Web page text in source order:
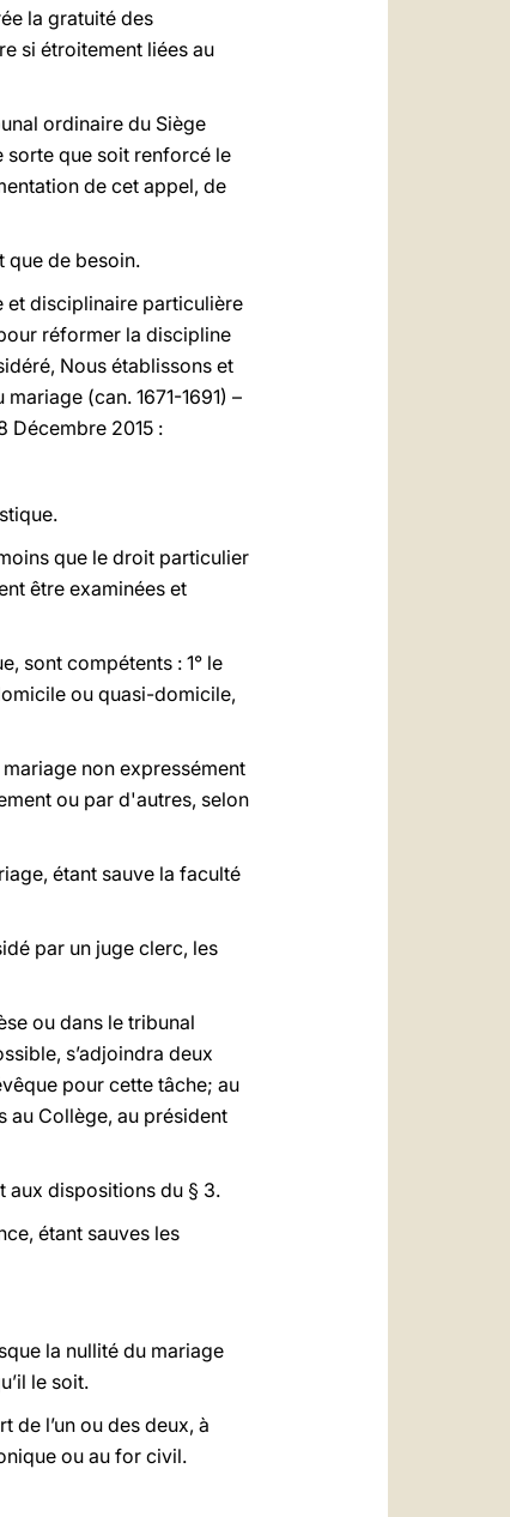
la gratuité des
si étroitement liées au
ordinaire du Siège
sorte que soit renforcé le
de cet appel, de
que de besoin.
et disciplinaire particulière
réformer la discipline
Nous établissons et
(can. 1671-1691) –
Décembre 2015 :
que le droit particulier
être examinées et
sont compétents : 1° le
ou quasi-domicile,
non expressément
ou par d'autres, selon
étant sauve la faculté
par un juge clerc, les
ou dans le tribunal
s’adjoindra deux
pour cette tâche; au
au Collège, au président
aux dispositions du § 3.
étant sauves les
la nullité du mariage
le soit.
de l’un ou des deux, à
ou au for civil.